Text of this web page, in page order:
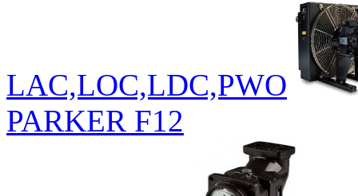
LAC,LOC,LDC,PWO
PARKER F12